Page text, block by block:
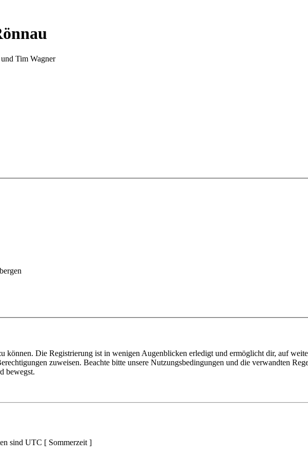
Tim Wagner
können. Die Registrierung ist in wenigen Augenblicken erledigt und ermöglicht dir, auf
zuweisen. Beachte bitte unsere Nutzungsbedingungen und die verwandten
bewegst.
sind UTC [ Sommerzeit ]